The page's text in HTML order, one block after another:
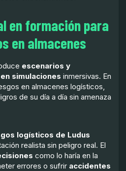
en formación para
en almacenes
escenarios y
simulaciones inmersivas. En
en almacenes logísticos,
de su día a día sin amenaza
logísticos de Ludus
realista sin peligro real. El
como lo haría en la
errores o sufrir accidentes